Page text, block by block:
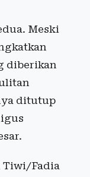
Meski
diberikan
ditutup
Tiwi/Fadia